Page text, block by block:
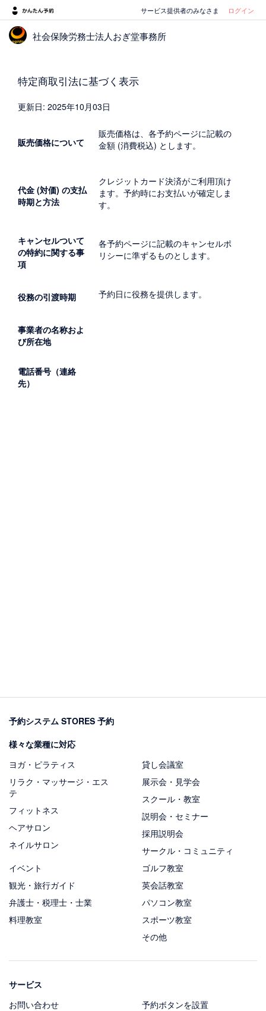
サービス提供者のみなさま ログイン
社会保険労務士法人おぎ堂事務所
特定商取引法に基づく表示
更新日: 2025年10月03日
販売価格について
販売価格は、各予約ページに記載の
金額 (消費税込) とします。
代金 (対価) の支払
時期と方法
クレジットカード決済がご利用頂け
ます。予約時にお支払いが確定しま
す。
キャンセルついて
の特約に関する事
項
各予約ページに記載のキャンセルポ
リシーに準ずるものとします。
役務の引渡時期 予約日に役務を提供します。
事業者の名称およ
び所在地
電話番号（連絡
先）
予約システム STORES 予約
様々な業種に対応
ヨガ・ピラティス
リラク・マッサージ・エス
テ
フィットネス
ヘアサロン
ネイルサロン
貸し会議室
展示会・見学会
スクール・教室
説明会・セミナー
採用説明会
サークル・コミュニティ
イベント
観光・旅行ガイド
弁護士・税理士・士業
料理教室
ゴルフ教室
英会話教室
パソコン教室
スポーツ教室
その他
サービス
お問い合わせ
予約ボタンを設置